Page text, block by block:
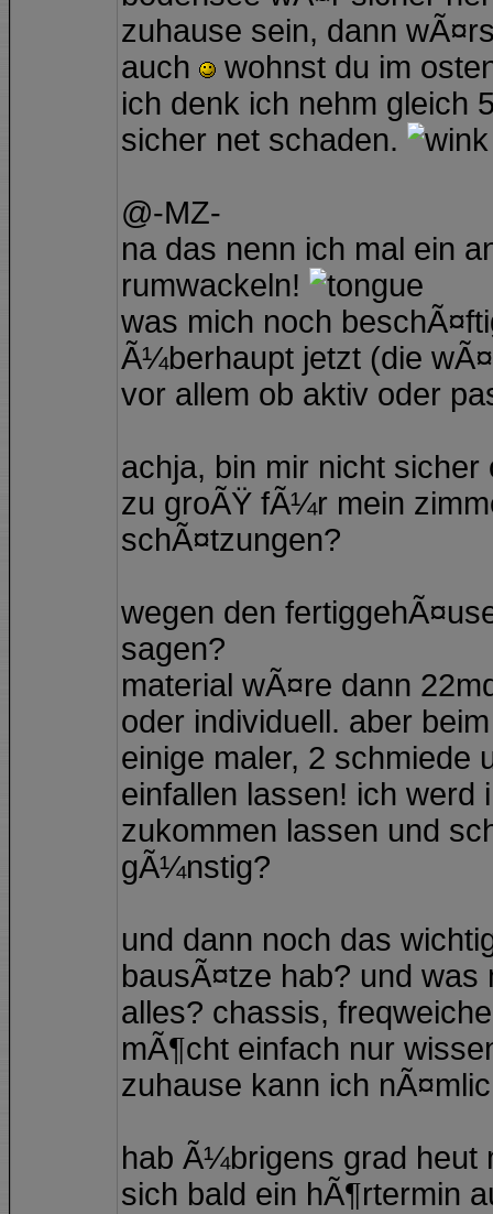
zuhause sein, dann
auch
wohnst du im
ich denk ich nehm gleich
sicher net schaden.
@-MZ-
na das nenn ich mal ein
rumwackeln!
was mich noch
Ã¼berhaupt jetzt (die
vor allem ob aktiv oder
achja, bin mir nicht
zu groÃŸ fÃ¼r mein
schÃ¤tzungen?
wegen den
sagen?
material wÃ¤re dann
oder individuell. aber
einige maler, 2 schmiede
einfallen lassen! ich werd
zukommen lassen und
gÃ¼nstig?
und dann noch das
bausÃ¤tze hab? und
alles? chassis,
mÃ¶cht einfach nur
zuhause kann ich
hab Ã¼brigens grad heut
sich bald ein hÃ¶rtermin